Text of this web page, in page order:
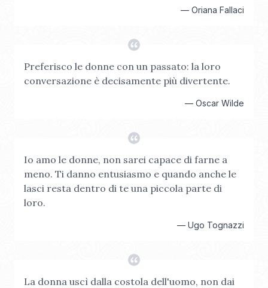
— Oriana Fallaci
Preferisco le donne con un passato: la loro
conversazione è decisamente più divertente.
— Oscar Wilde
Io amo le donne, non sarei capace di farne a
meno. Ti danno entusiasmo e quando anche le
lasci resta dentro di te una piccola parte di
loro.
— Ugo Tognazzi
La donna uscì dalla costola dell'uomo, non dai